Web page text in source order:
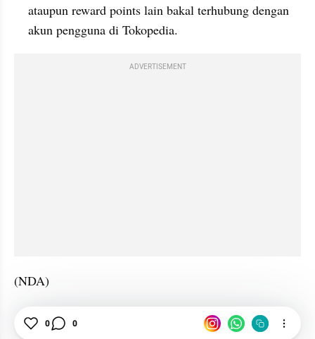
ataupun reward points lain bakal terhubung dengan
akun pengguna di Tokopedia.
ADVERTISEMENT
(NDA)
Tokopedia
0 0